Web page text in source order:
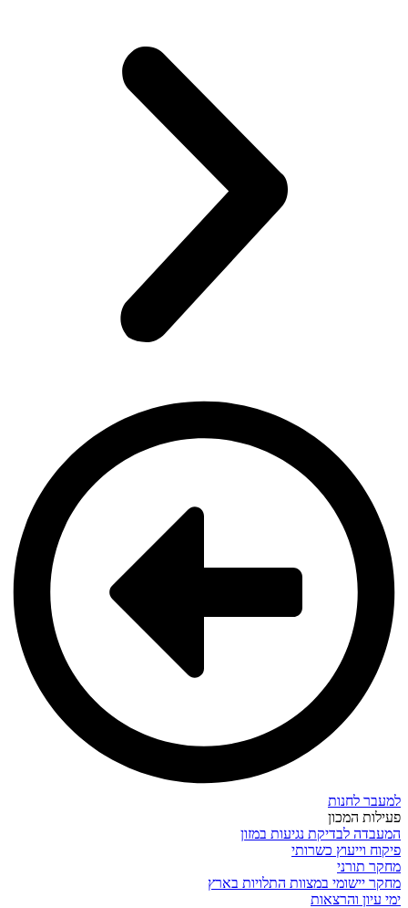
למעבר לחנות
פעילות המכון
המעבדה לבדיקת נגיעות במזון
פיקוח וייעוץ כשרותי
מחקר תורני
מחקר יישומי במצוות התלויות בארץ
ימי עיון והרצאות